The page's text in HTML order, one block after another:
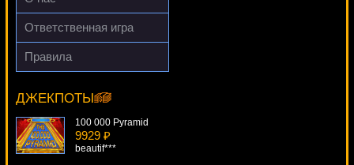
ivan-lev***
Ответственная игра
Правила
ДЖЕКПОТЫ
Sizzling Hot
mgarkunov***
100 000 Pyramid
9929 ₽
beautif***